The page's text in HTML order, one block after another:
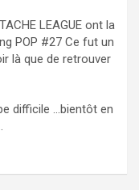
LEAGUE ont la
POP #27 Ce fut un
là que de retrouver
difficile ...bientôt en